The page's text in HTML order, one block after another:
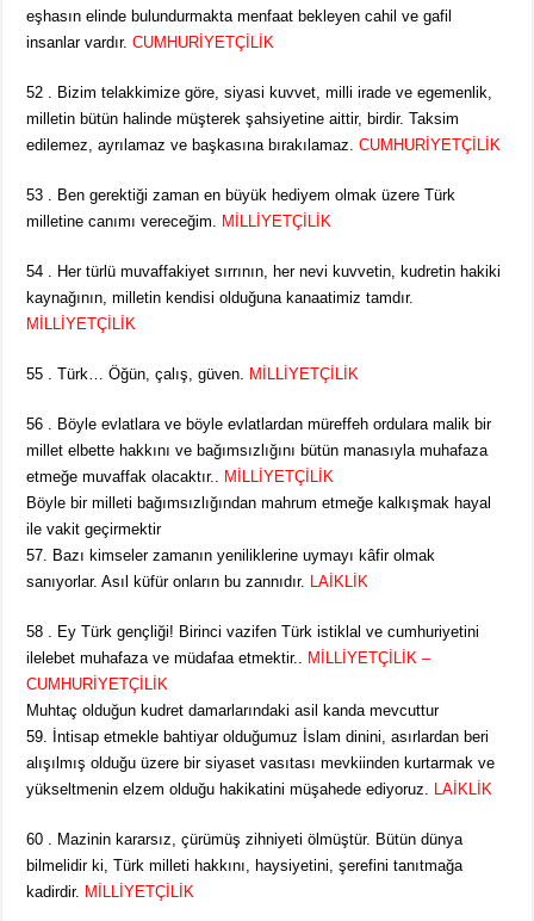
eşhasın elinde bulundurmakta menfaat bekleyen cahil ve gafil
insanlar vardır.CUMHURİYETÇİLİK
52 . Bizim telakkimize göre, siyasi kuvvet, milli irade ve egemenlik,
milletin bütün halinde müşterek şahsiyetine aittir, birdir. Taksim
edilemez, ayrılamaz ve başkasına bırakılamaz.CUMHURİYETÇİLİK
53 . Ben gerektiği zaman en büyük hediyem olmak üzere Türk
milletine canımı vereceğim. MİLLİYETÇİLİK
54 . Her türlü muvaffakiyet sırrının, her nevi kuvvetin, kudretin hakiki
kaynağının, milletin kendisi olduğuna kanaatimiz tamdır.
MİLLİYETÇİLİK
55 . Türk… Öğün, çalış, güven. MİLLİYETÇİLİK
56 . Böyle evlatlara ve böyle evlatlardan müreffeh ordulara malik bir
millet elbette hakkını ve bağımsızlığını bütün manasıyla muhafaza
etmeğe muvaffak olacaktır.. MİLLİYETÇİLİK
Böyle bir milleti bağımsızlığından mahrum etmeğe kalkışmak hayal
ile vakit geçirmektir
57. Bazı kimseler zamanın yeniliklerine uymayı kâfir olmak
sanıyorlar. Asıl küfür onların bu zannıdır. LAİKLİK
58 . Ey Türk gençliği! Birinci vazifen Türk istiklal ve cumhuriyetini
ilelebet muhafaza ve müdafaa etmektir.. MİLLİYETÇİLİK –
CUMHURİYETÇİLİK
Muhtaç olduğun kudret damarlarındaki asil kanda mevcuttur
59. İntisap etmekle bahtiyar olduğumuz İslam dinini, asırlardan beri
alışılmış olduğu üzere bir siyaset vasıtası mevkiinden kurtarmak ve
yükseltmenin elzem olduğu hakikatini müşahede ediyoruz.
LAİKLİK
60 . Mazinin kararsız, çürümüş zihniyeti ölmüştür. Bütün dünya
bilmelidir ki, Türk milleti hakkını, haysiyetini, şerefini tanıtmağa
kadirdir. MİLLİYETÇİLİK